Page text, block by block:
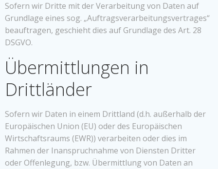
Sofern wir Dritte mit der Verarbeitung von Daten auf
Grundlage eines sog. „Auftragsverarbeitungsvertrages“
beauftragen, geschieht dies auf Grundlage des Art. 28
DSGVO.
Übermittlungen in
Drittländer
Sofern wir Daten in einem Drittland (d.h. außerhalb der
Europäischen Union (EU) oder des Europäischen
Wirtschaftsraums (EWR)) verarbeiten oder dies im
Rahmen der Inanspruchnahme von Diensten Dritter
oder Offenlegung, bzw. Übermittlung von Daten an